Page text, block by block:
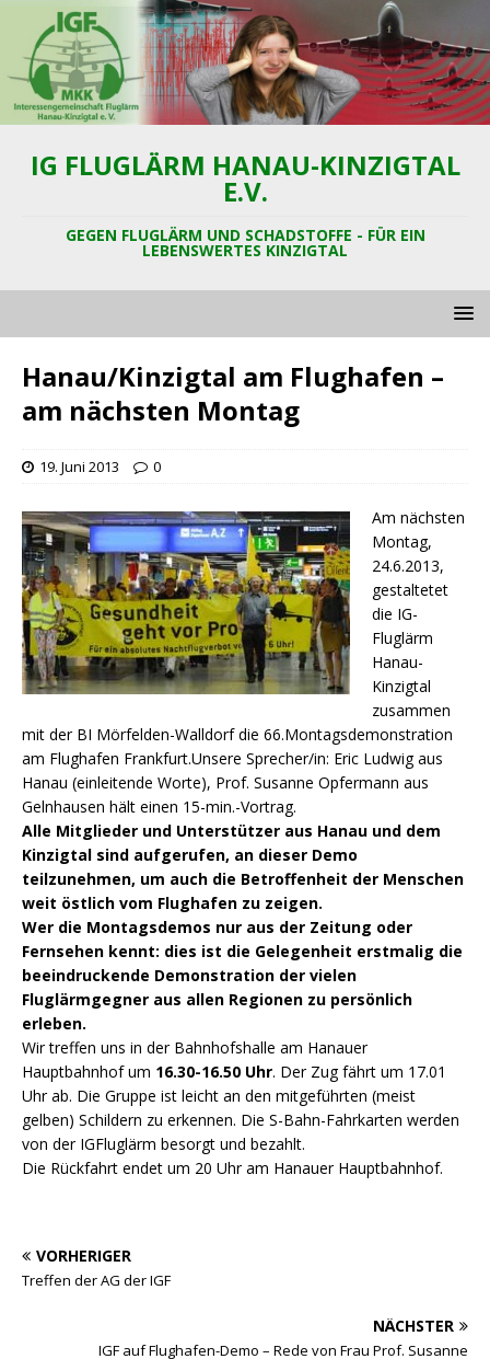
IG FLUGLÄRM HANAU-KINZIGTAL
E.V.
GEGEN FLUGLÄRM UND SCHADSTOFFE - FÜR EIN
LEBENSWERTES KINZIGTAL
Hanau/Kinzigtal am Flughafen –
am nächsten Montag
19. Juni 2013 0
Am nächsten
Montag,
24.6.2013,
gestaltetet
die IG-
Fluglärm
Hanau-
Kinzigtal
zusammen
mit der BI Mörfelden-Walldorf die 66.Montagsdemonstration
am Flughafen Frankfurt.Unsere Sprecher/in: Eric Ludwig aus
Hanau (einleitende Worte), Prof. Susanne Opfermann aus
Gelnhausen hält einen 15-min.-Vortrag.
Alle Mitglieder und Unterstützer aus Hanau und dem
Kinzigtal sind aufgerufen, an dieser Demo
teilzunehmen, um auch die Betroffenheit der Menschen
weit östlich vom Flughafen zu zeigen.
Wer die Montagsdemos nur aus der Zeitung oder
Fernsehen kennt: dies ist die Gelegenheit erstmalig die
beeindruckende Demonstration der vielen
Fluglärmgegner aus allen Regionen zu persönlich
erleben.
Wir treffen uns in der Bahnhofshalle am Hanauer
Hauptbahnhof um 16.30-16.50 Uhr. Der Zug fährt um 17.01
Uhr ab. Die Gruppe ist leicht an den mitgeführten (meist
gelben) Schildern zu erkennen. Die S-Bahn-Fahrkarten werden
von der IGFluglärm besorgt und bezahlt.
Die Rückfahrt endet um 20 Uhr am Hanauer Hauptbahnhof.
VORHERIGER
Treffen der AG der IGF
NÄCHSTER
IGF auf Flughafen-Demo – Rede von Frau Prof. Susanne